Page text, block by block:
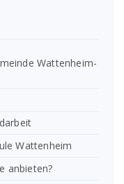
Wattenheim-
Wattenheim
anbieten?